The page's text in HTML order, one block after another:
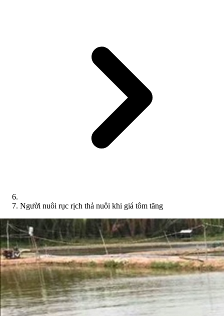
Người nuôi rục rịch thả nuôi khi giá tôm tăng